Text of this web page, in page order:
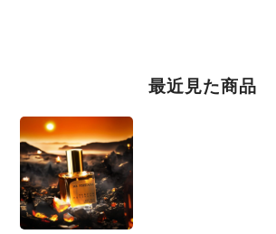
最近見た商品